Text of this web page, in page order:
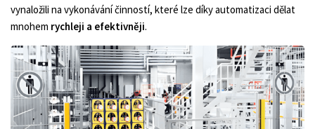
vynaložili na vykonávání činností, které lze díky automatizaci dělat
mnohem rychleji a efektivněji.